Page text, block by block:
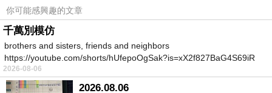
你可能感興趣的文章
千萬別模仿
brothers and sisters, friends and neighbors
https://youtube.com/shorts/hUfepoOgSak?is=xX2f827BaG4S69iR
https
2026-08-06
2026.08.06